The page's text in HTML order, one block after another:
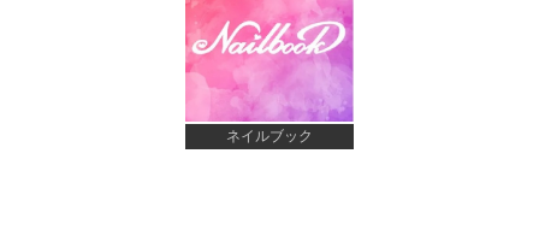
ネイルブック